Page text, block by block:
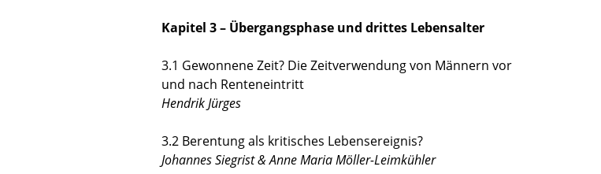
Kapitel 3 – Übergangsphase und drittes Lebensalter
3.1 Gewonnene Zeit? Die Zeitverwendung von Männern vor
und nach Renteneintritt
Hendrik Jürges
3.2 Berentung als kritisches Lebensereignis?
Johannes Siegrist & Anne Maria Möller-Leimkühler